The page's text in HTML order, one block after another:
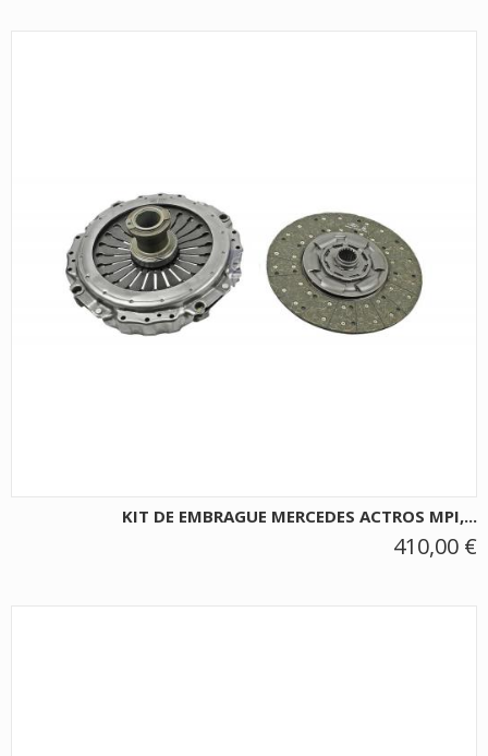
KIT DE EMBRAGUE MERCEDES ACTROS MPI,...
410,00 €